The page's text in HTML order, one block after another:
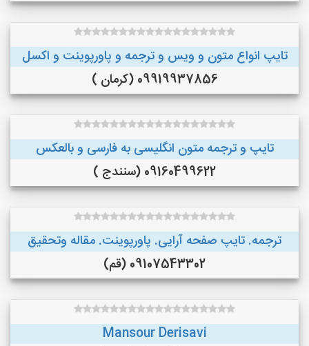
تایپ انواع متون و ویس و ترجمه و پاورپوینت و اکسل
09919937856 (کرمان )
تایپ و ترجمه متون انگلیسی به فارسی و بالعکس
09160499622 (سنندج )
ترجمه. تایپ صفحه آرایی. پاورپوینت. مقاله وتحقیق
09107543302 (قم)
Mansour Derisavi